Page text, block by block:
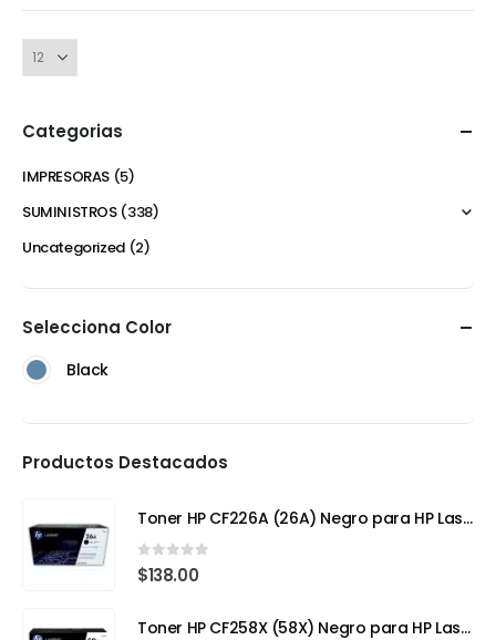
Categorias
IMPRESORAS (5)
SUMINISTROS (338)
Uncategorized (2)
Selecciona Color
Black
Productos Destacados
Toner HP CF226A (26A) Negro para HP LaserJet Pro M402
0out of 5
$138.00
Toner HP CF258X (58X) Negro para HP LaserJet Pro